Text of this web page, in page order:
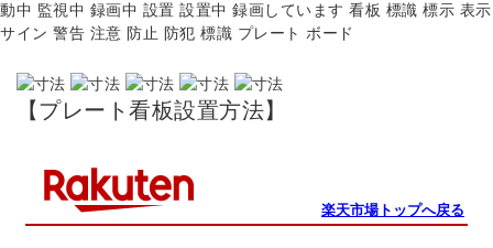
動中 監視中 録画中 設置 設置中 録画しています 看板 標識 標示 表示
サイン 警告 注意 防止 防犯 標識 プレート ボード
【プレート看板設置方法】